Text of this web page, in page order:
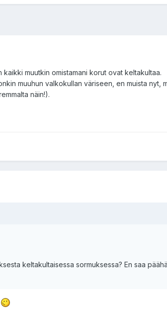
muutkin omistamani korut ovat keltakultaa.
muuhun valkokullan väriseen, en muista nyt,
näin!).
keltakultaisessa sormuksessa? En saa